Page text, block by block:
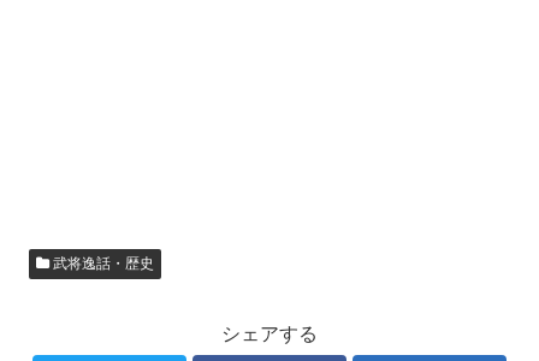
武将逸話・歴史
シェアする